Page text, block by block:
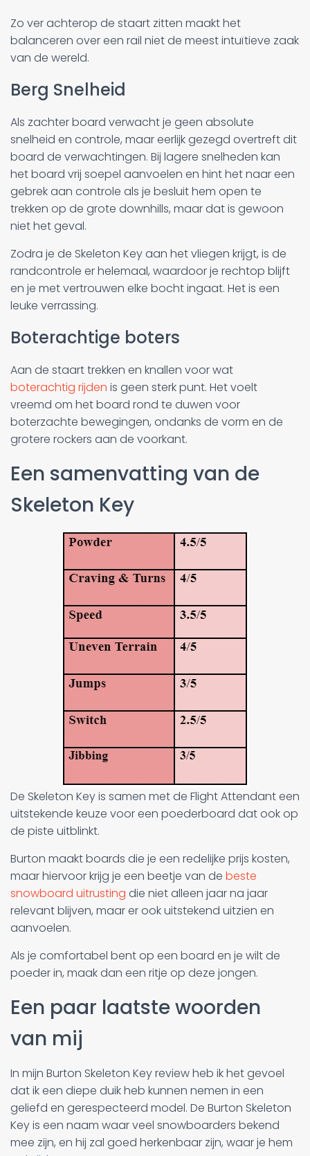
Zo ver achterop de staart zitten maakt het
balanceren over een rail niet de meest intuïtieve zaak
van de wereld.
Berg Snelheid
Als zachter board verwacht je geen absolute
snelheid en controle, maar eerlijk gezegd overtreft dit
board de verwachtingen. Bij lagere snelheden kan
het board vrij soepel aanvoelen en hint het naar een
gebrek aan controle als je besluit hem open te
trekken op de grote downhills, maar dat is gewoon
niet het geval.
Zodra je de Skeleton Key aan het vliegen krijgt, is de
randcontrole er helemaal, waardoor je rechtop blijft
en je met vertrouwen elke bocht ingaat. Het is een
leuke verrassing.
Boterachtige boters
Aan de staart trekken en knallen voor wat
boterachtig rijden is geen sterk punt. Het voelt
vreemd om het board rond te duwen voor
boterzachte bewegingen, ondanks de vorm en de
grotere rockers aan de voorkant.
Een samenvatting van de
Skeleton Key
De Skeleton Key is samen met de Flight Attendant een
uitstekende keuze voor een poederboard dat ook op
de piste uitblinkt.
Burton maakt boards die je een redelijke prijs kosten,
maar hiervoor krijg je een beetje van de beste
snowboard uitrusting die niet alleen jaar na jaar
relevant blijven, maar er ook uitstekend uitzien en
aanvoelen.
Als je comfortabel bent op een board en je wilt de
poeder in, maak dan een ritje op deze jongen.
Een paar laatste woorden
van mij
In mijn Burton Skeleton Key review heb ik het gevoel
dat ik een diepe duik heb kunnen nemen in een
geliefd en gerespecteerd model. De Burton Skeleton
Key is een naam waar veel snowboarders bekend
mee zijn, en hij zal goed herkenbaar zijn, waar je hem